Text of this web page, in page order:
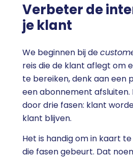
Verbeter de
je klant
We beginnen bij de
reis die de klant aflegt om
te bereiken, denk aan een
een abonnement afsluiten.
door drie fasen: klant
klant blijven.
Het is handig om in kaart
die fasen gebeurt. Dat